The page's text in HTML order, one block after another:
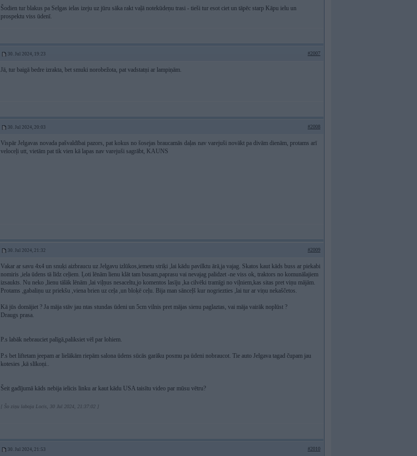
Šodien tur blakus pa Selgas ielas izeju uz jūru sāka rakt vaļā notekūdeņu trasi - tieši tur esot ciet un tāpēc starp Kāpu ielu un
prospektu viss ūdenī.
30. Jul 2024, 19:23 #2007
Jā, tur baigā bedre izrakta, bet smuki norobežota, pat vadstatņi ar lampiņām.
30. Jul 2024, 20:03 #2008
Vispār Jelgavas novada pašvaldībai pazors, pat kokus no šosejas braucamās daļas nav varejuši novākt pa divām dienām, protams arī
veloceļi utt, vietām pat tik vien kā lapas nav varejuši sagrābt, KAUNS
30. Jul 2024, 21:32 #2009
Vakar ar savu 4x4 un snuķi aizbraucu uz Jelgavu izlūkos,iemetu striķi ,lai kādu pavilktu ārā,ja vajag. Skatos kaut kāds buss ar piekabi
nomiris ,iela ūdens tā līdz ceļiem. Ļoti lēnām lienu klāt tam busam,paprasu vai nevajag palidzet -ne viss ok, traktors no komunālajiem
izsaukts. Nu neko ,lienu tālāk lēnām ,lai viļņus nesaceltu,jo komentos lasīju ,ka cilvēki tramīgi no viļniem,kas sitas pret viņu mājām.
Protams ,gabaliņu uz priekšu ,viena brien uz ceļa ,un bloķē ceļu. Bija man sānceļš kur nogriezties ,lai tur ar viņu nekaščetos.
Kā jūs domājiet ? Ja māja stāv jau ntas stundas ūdeni un 5cm vilnis pret mājas sienu paglaztas, vai māja vairāk noplūst ?
Draugs prasa.
P.s labāk nebrauciet palīgā,paliksiet vēl par lohiem.
P.s bet liftetam jeepam ar lielākām riepām salona ūdens sūcās garāku posmu pa ūdeni nobraucot. Tie auto Jelgava tagad čupam jau
kotesies ,kā slīkoņi..
Šeit gadījumā kāds nebija ielicis linku ar kaut kādu USA taisītu video par mūsu vētru?
[ Šo ziņu laboja Locis, 30 Jul 2024, 21:37:02 ]
30. Jul 2024, 21:53 #2010